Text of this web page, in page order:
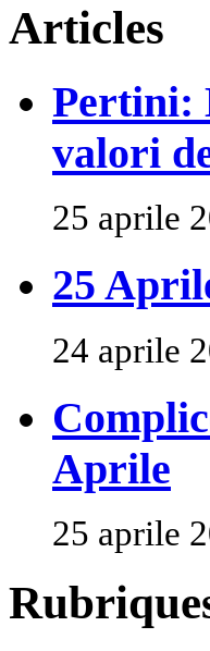
Articles
Pertini:
valori
25 aprile
25
24 aprile
Aprile
25 aprile